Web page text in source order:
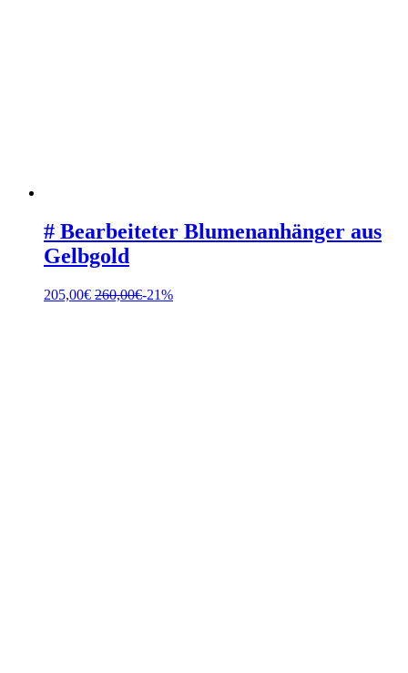
# Bearbeiteter Blumenanhänger aus
Gelbgold
205,00€ 260,00€-21%